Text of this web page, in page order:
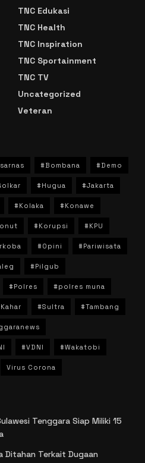
TNC Edukasi
TNC Health
TNC Inspiration
TNC Sportainment
TNC TV
Uncategorized
Veteran
#Bombana #Demo
#Hugua #Jakarta
#Kolaka #Konawe
#Korupsi #KPU
#Opini #Pariwisata
#Pilgub
#Polres #polres muna
#Sultra #Tambang
#VDNI #Wakatobi
Virus Corona
Tenggara Siap Miliki 15
Ditahan Terkait Dugaan